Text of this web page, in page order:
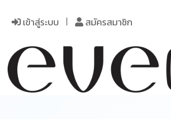
เข้าสู่ระบบ
สมัครสมาชิก